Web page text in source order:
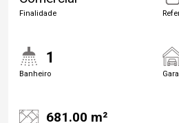
Finalidade
1
Banheiro
681.00 m²